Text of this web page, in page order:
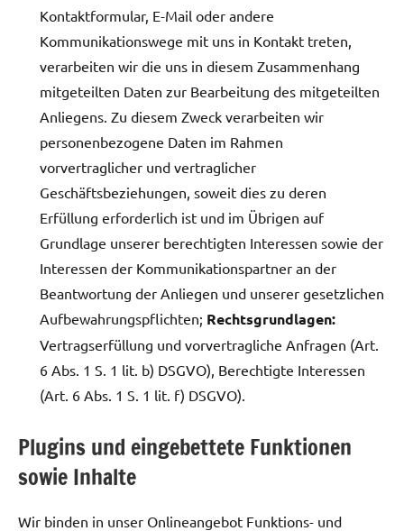
Kontaktformular, E-Mail oder andere
Kommunikationswege mit uns in Kontakt treten,
verarbeiten wir die uns in diesem Zusammenhang
mitgeteilten Daten zur Bearbeitung des mitgeteilten
Anliegens. Zu diesem Zweck verarbeiten wir
personenbezogene Daten im Rahmen
vorvertraglicher und vertraglicher
Geschäftsbeziehungen, soweit dies zu deren
Erfüllung erforderlich ist und im Übrigen auf
Grundlage unserer berechtigten Interessen sowie der
Interessen der Kommunikationspartner an der
Beantwortung der Anliegen und unserer gesetzlichen
Aufbewahrungspflichten; Rechtsgrundlagen:
Vertragserfüllung und vorvertragliche Anfragen (Art.
6 Abs. 1 S. 1 lit. b) DSGVO), Berechtigte Interessen
(Art. 6 Abs. 1 S. 1 lit. f) DSGVO).
Plugins und eingebettete Funktionen
sowie Inhalte
Wir binden in unser Onlineangebot Funktions- und